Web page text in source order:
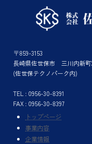
〒859-3153
長崎県佐世保市 三川内新町
(佐世保テクノパーク内)
TEL : 0956-30-8391
FAX : 0956-30-8397
トップページ
事業内容
企業情報